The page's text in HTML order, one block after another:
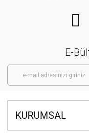
E-
KURUMSAL